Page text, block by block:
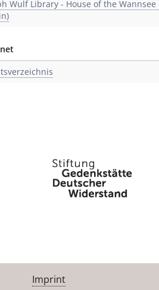
Wulf Library - House of the Wannsee
Imprint